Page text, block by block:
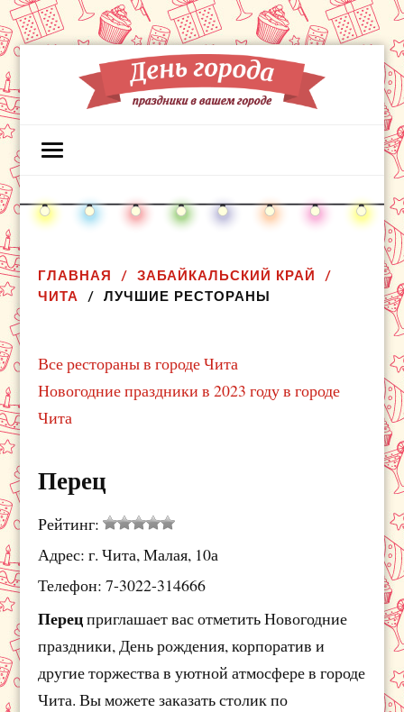
ГЛАВНАЯ
ЗАБАЙКАЛЬСКИЙ КРАЙ
ЧИТА
ЛУЧШИЕ РЕСТОРАНЫ
Все рестораны в городе Чита
Новогодние праздники в 2023 году в городе
Чита
Перец
Рейтинг:
Адрес: г. Чита, Малая, 10а
Телефон: 7-3022-314666
Перецприглашает вас отметить Новогодние
праздники, День рождения, корпоратив и
другие торжества в уютной атмосфере в городе
Чита. Вы можете заказать столик по